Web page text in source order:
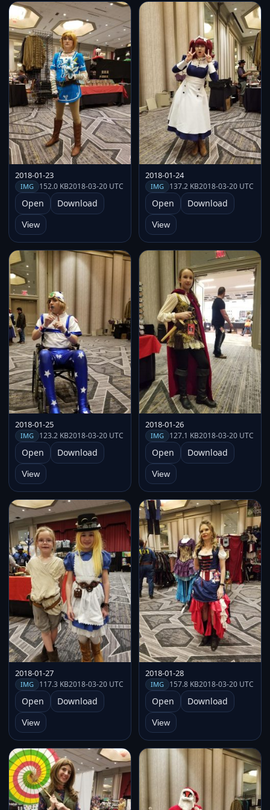
2018-01-23
IMG 152.0 KB2018-03-20 UTC
Open Download
View
2018-01-24
IMG 137.2 KB2018-03-20 UTC
Open Download
View
2018-01-25
IMG 123.2 KB2018-03-20 UTC
Open Download
View
2018-01-26
IMG 127.1 KB2018-03-20 UTC
Open Download
View
2018-01-27
IMG 117.3 KB2018-03-20 UTC
Open Download
View
2018-01-28
IMG 157.8 KB2018-03-20 UTC
Open Download
View